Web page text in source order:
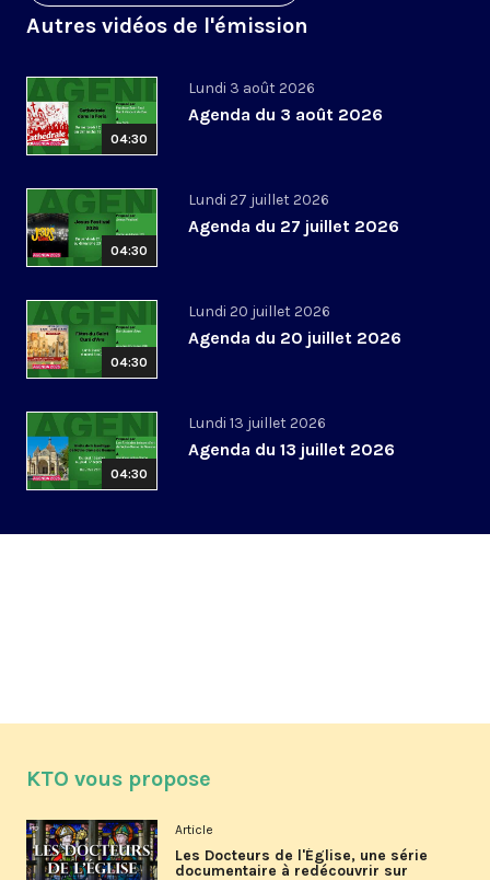
Autres vidéos de l'émission
04:30
Lundi 3 août 2026
Agenda du 3 août 2026
04:30
Lundi 27 juillet 2026
Agenda du 27 juillet 2026
04:30
Lundi 20 juillet 2026
Agenda du 20 juillet 2026
04:30
Lundi 13 juillet 2026
Agenda du 13 juillet 2026
KTO vous propose
Article
Les Docteurs de l'Église, une série
documentaire à redécouvrir sur